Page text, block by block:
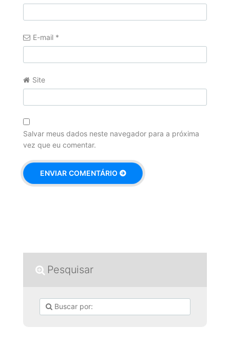
E-mail *
Site
Salvar meus dados neste navegador para a próxima
vez que eu comentar.
Pesquisar